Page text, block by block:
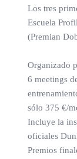
Los tres
Escuela
(Premian
Organizado
6 meetings
sólo 375 €/
Incluye la
oficiales
Premios